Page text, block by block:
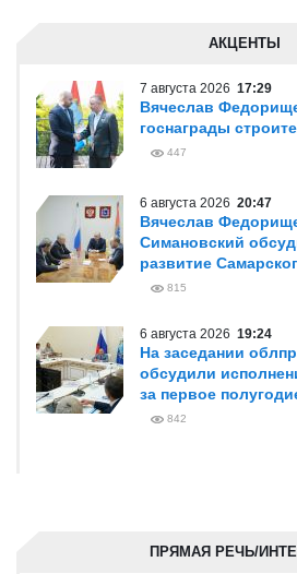
АКЦЕНТЫ
7 августа 2026 17:29
Вячеслав
госнаграды
447
6 августа 2026 20:47
Вячеслав
Симановский
развитие
815
6 августа 2026 19:24
На заседании
обсудили
за первое
842
ПРЯМАЯ РЕЧЬ/